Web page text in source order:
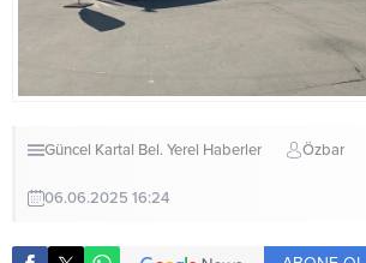
Güncel Kartal Bel. Yerel Haberler Özbar
06.06.2025 16:24